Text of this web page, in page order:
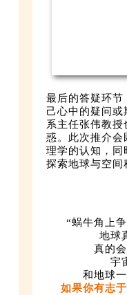
最后的答疑环节
己心中的疑问或
系主任张伟教
惑。此次推介会
理学的认知，同
探索地球与空间
“蜗牛角上
地球
真的
宇
和地球
如果你有志